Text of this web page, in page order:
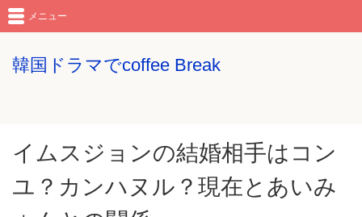
韓国ドラマでcoffee Break
メニュー
イムスジョンの結婚相手はコン
ユ？カンハヌル？現在とあいみ